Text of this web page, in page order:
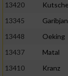
13420
13345
Garibjan
13448
Oeking
13437
Matal
13410
Kranz